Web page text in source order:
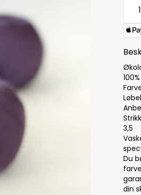
3,5
Du
din